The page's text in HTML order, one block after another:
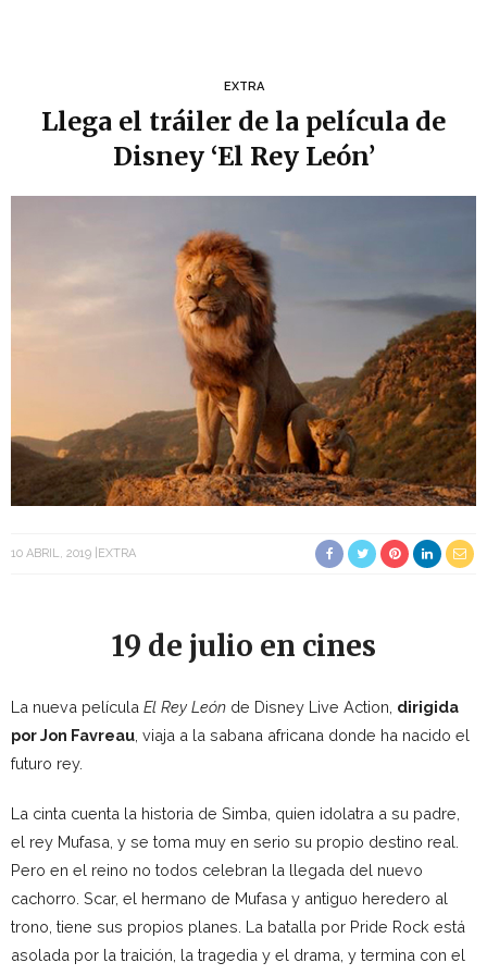
EXTRA
Llega el tráiler de la película de
Disney ‘El Rey León’
10 ABRIL, 2019 EXTRA
19 de julio en cines
La nueva película El Rey León de Disney Live Action, dirigida
por Jon Favreau , viaja a la sabana africana donde ha nacido el
futuro rey.
La cinta cuenta la historia de Simba, quien idolatra a su padre,
el rey Mufasa, y se toma muy en serio su propio destino real.
Pero en el reino no todos celebran la llegada del nuevo
cachorro. Scar, el hermano de Mufasa y antiguo heredero al
trono, tiene sus propios planes. La batalla por Pride Rock está
asolada por la traición, la tragedia y el drama, y termina con el